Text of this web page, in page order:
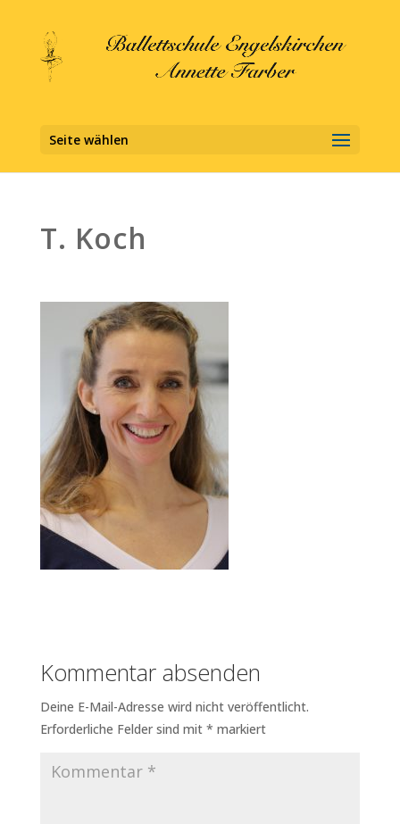
Seite wählen
T. Koch
Kommentar absenden
Deine E-Mail-Adresse wird nicht veröffentlicht.
Erforderliche Felder sind mit * markiert